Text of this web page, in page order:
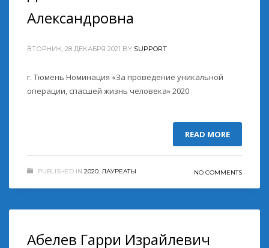
Александровна
ВТОРНИК, 28 ДЕКАБРЯ 2021 BY SUPPORT
г. Тюмень Номинация «За проведение уникальной
операции, спасшей жизнь человека» 2020
READ MORE
PUBLISHED IN 2020 ЛАУРЕАТЫ NO COMMENTS
Абелев Гарри Израйлевич